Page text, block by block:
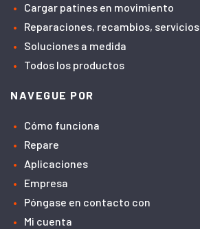
Cargar patines en movimiento
Reparaciones, recambios, servicios
Soluciones a medida
Todos los productos
NAVEGUE POR
Cómo funciona
Repare
Aplicaciones
Empresa
Póngase en contacto con
Mi cuenta